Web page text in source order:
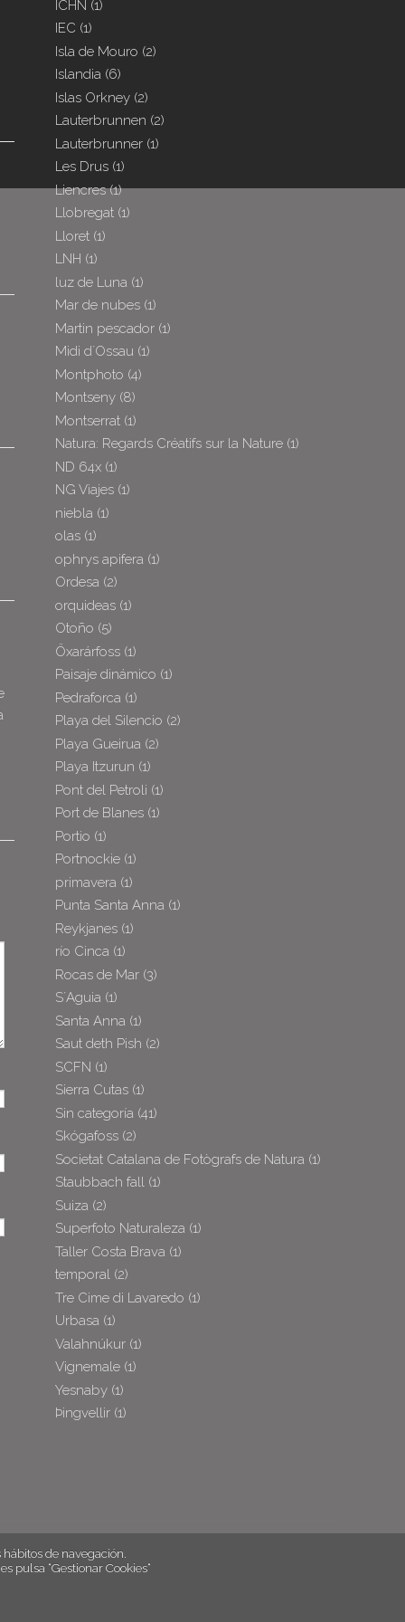
ICHN (1)
IEC (1)
Isla de Mouro (2)
Islandia (6)
Islas Orkney (2)
Lauterbrunnen (2)
Lauterbrunner (1)
Les Drus (1)
Liencres(1)
Llobregat (1)
Lloret (1)
LNH (1)
luz de Luna (1)
Mar de nubes (1)
Martin pescador (1)
Midi d´Ossau (1)
Montphoto (4)
Montseny (8)
Montserrat (1)
Natura: Regards Créatifs sur la Nature (1)
ND 64x (1)
NG Viajes (1)
niebla (1)
olas (1)
ophrys apifera (1)
Ordesa (2)
orquideas (1)
Otoño (5)
Öxarárfoss (1)
Paisaje dinámico (1)
Pedraforca (1)
Playa del Silencio (2)
Playa Gueirua (2)
Playa Itzurun (1)
Pont del Petroli (1)
Port de Blanes (1)
Portio (1)
Portnockie (1)
primavera (1)
Punta Santa Anna (1)
Reykjanes (1)
río Cinca (1)
Rocas de Mar (3)
S´Aguia (1)
Santa Anna (1)
Saut deth Pish (2)
SCFN (1)
Sierra Cutas (1)
Sin categoría (41)
Skógafoss (2)
Societat Catalana de Fotògrafs de Natura (1)
Staubbach fall (1)
Suiza (2)
Superfoto Naturaleza (1)
Taller Costa Brava (1)
temporal (2)
Tre Cime di Lavaredo (1)
Urbasa (1)
Valahnúkur (1)
Vignemale (1)
Yesnaby (1)
Þingvellir (1)
de navegación.
pulsa “Gestionar Cookies“